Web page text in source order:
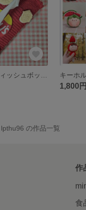
キーホ
1,800円
lpthu96 の作品一覧
作
食